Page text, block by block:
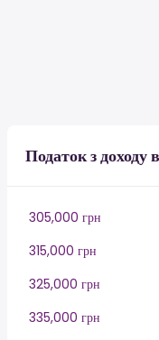
Податок з доходу
305,000 грн
315,000 грн
325,000 грн
335,000 грн